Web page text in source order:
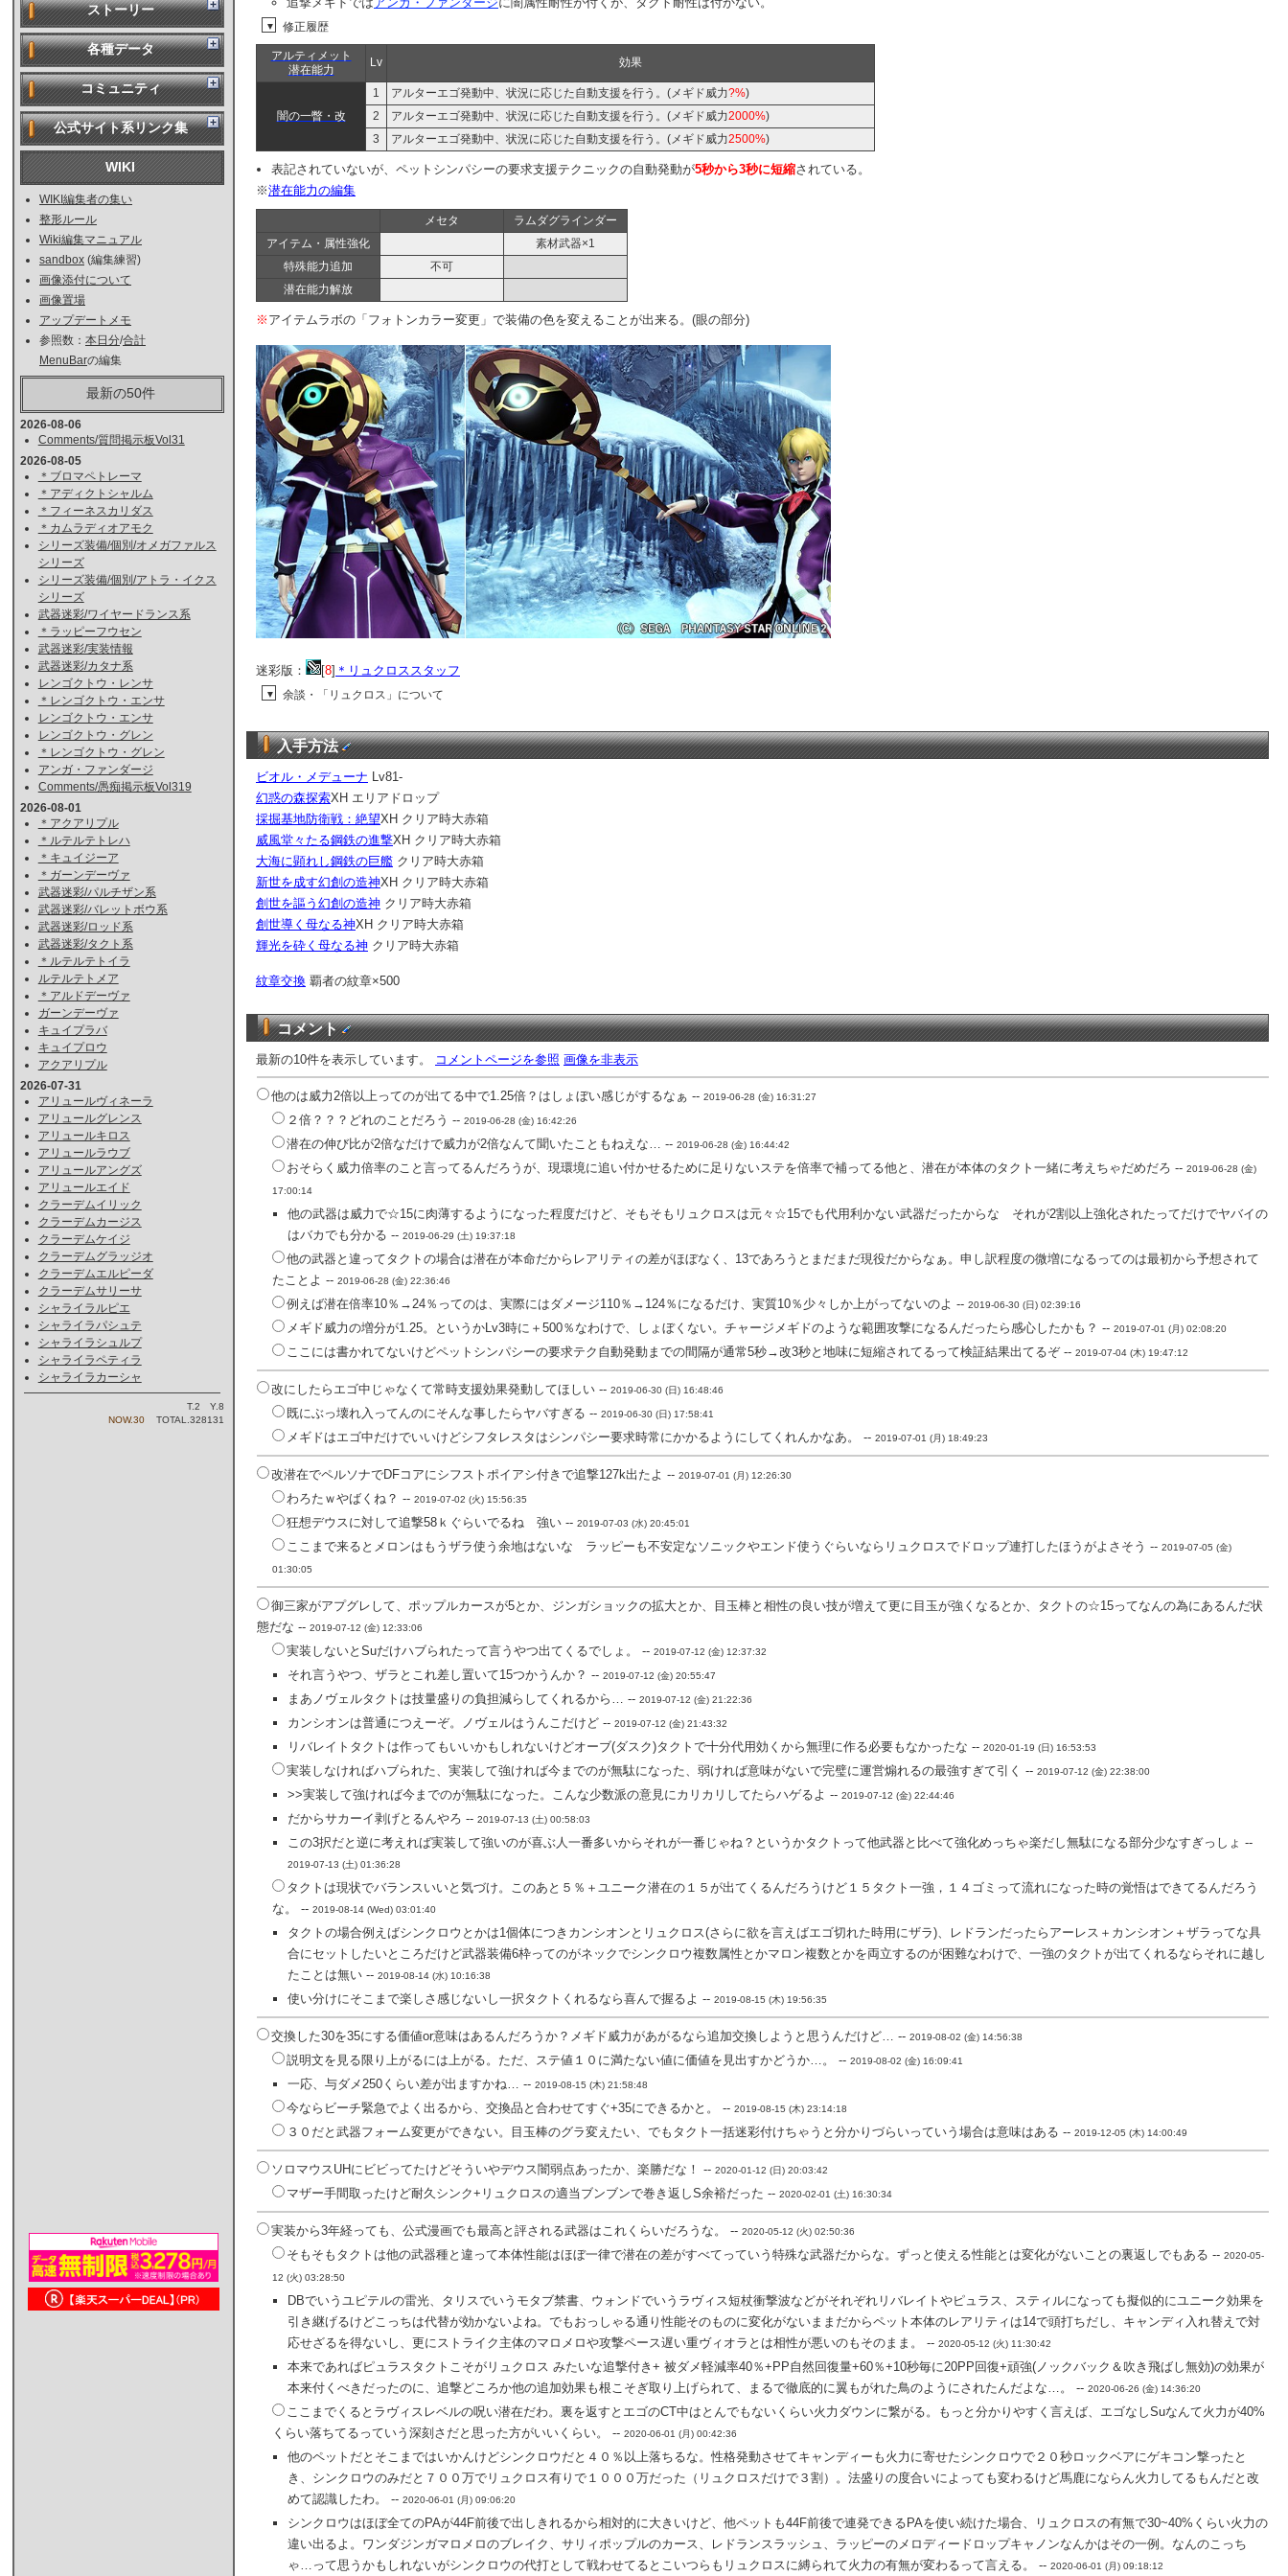
ストーリー
各種データ
コミュニティ
公式サイト系リンク集
WIKI
WIKI編集者の集い
整形ルール
Wiki編集マニュアル
sandbox (編集練習)
画像添付について
画像置場
アップデートメモ
参照数： 本日分/合計
MenuBarの編集
最新の50件
2026-08-06
Comments/質問掲示板Vol31
2026-08-05
＊ブロマペトレーマ
＊アディクトシャルム
＊フィーネスカリダス
＊カムラディオアモク
シリーズ装備/個別/オメガファルス
シリーズ
シリーズ装備/個別/アトラ・イクス
シリーズ
武器迷彩/ワイヤードランス系
＊ラッピーフウセン
武器迷彩/実装情報
武器迷彩/カタナ系
レンゴクトウ・レンサ
＊レンゴクトウ・エンサ
レンゴクトウ・エンサ
レンゴクトウ・グレン
＊レンゴクトウ・グレン
アンガ・ファンダージ
Comments/愚痴掲示板Vol319
2026-08-01
＊アクアリプル
＊ルテルテトレハ
＊キュイジーア
＊ガーンデーヴァ
武器迷彩/パルチザン系
武器迷彩/バレットボウ系
武器迷彩/ロッド系
武器迷彩/タクト系
＊ルテルテトイラ
ルテルテトメア
＊アルドデーヴァ
ガーンデーヴァ
キュイプラバ
キュイプロウ
アクアリプル
2026-07-31
アリュールヴィネーラ
アリュールグレンス
アリュールキロス
アリュールラウブ
アリュールアングズ
アリュールエイド
クラーデムイリック
クラーデムカージス
クラーデムケイジ
クラーデムグラッジオ
クラーデムエルピーダ
クラーデムサリーサ
シャライラルピエ
シャライラパシュテ
シャライラシュルプ
シャライラペティラ
シャライラカーシャ
T.2 Y.8
NOW.30
TOTAL.328131
▼ 修正履歴
アルティメット
潜在能力
Lv 効果
闇の一瞥・改
1 アルターエゴ発動中、状況に応じた自動支援を行う。(メギド威力?%)
2
アルターエゴ発動中、状況に応じた自動支援を行う。(メギド威力2000%)
3
アルターエゴ発動中、状況に応じた自動支援を行う。(メギド威力2500%)
表記されていないが、ペットシンパシーの要求支援テクニックの自動発動が5秒から3秒に短縮されている。
※潜在能力の編集
メセタ
ラムダグラインダー
アイテム・属性強化
素材武器×1
特殊能力追加
不可
潜在能力解放
※ アイテムラボの「フォトンカラー変更」で装備の色を変えることが出来る。(眼の部分)
迷彩版： [8] ＊リュクロススタッフ
▼ 余談・「リュクロス」について
入手方法
ビオル・メデューナ Lv81-
幻惑の森探索XH エリアドロップ
採掘基地防衛戦：絶望XH クリア時大赤箱
威風堂々たる鋼鉄の進撃XH クリア時大赤箱
大海に顕れし鋼鉄の巨艦 クリア時大赤箱
新世を成す幻創の造神XH クリア時大赤箱
創世を謳う幻創の造神 クリア時大赤箱
創世導く母なる神XH クリア時大赤箱
輝光を砕く母なる神 クリア時大赤箱
紋章交換 覇者の紋章×500
コメント
最新の10件を表示しています。 コメントページを参照 画像を非表示
他のは威力2倍以上ってのが出てる中で1.25倍？はしょぼい感じがするなぁ -- 2019-06-28 (金) 16:31:27
２倍？？？どれのことだろう -- 2019-06-28 (金) 16:42:26
潜在の伸び比が2倍なだけで威力が2倍なんて聞いたこともねえな… -- 2019-06-28 (金) 16:44:42
おそらく威力倍率のこと言ってるんだろうが、現環境に追い付かせるために足りないステを倍率で補ってる他と、潜在が本体のタクト一緒に考えちゃだめだろ -- 2019-06-28 (金)
17:00:14
他の武器は威力で☆15に肉薄するようになった程度だけど、そもそもリュクロスは元々☆15でも代用利かない武器だったからな それが2割以上強化されたってだけでヤバイの
はバカでも分かる -- 2019-06-29 (土) 19:37:18
他の武器と違ってタクトの場合は潜在が本命だからレアリティの差がほぼなく、13であろうとまだまだ現役だからなぁ。申し訳程度の微増になるってのは最初から予想されて
たことよ -- 2019-06-28 (金) 22:36:46
例えば潜在倍率10％→24％ってのは、実際にはダメージ110％→124％になるだけ、実質10％少々しか上がってないのよ -- 2019-06-30 (日) 02:39:16
メギド威力の増分が1.25。というかLv3時に＋500％なわけで、しょぼくない。チャージメギドのような範囲攻撃になるんだったら感心したかも？ -- 2019-07-01 (月) 02:08:20
ここには書かれてないけどペットシンパシーの要求テク自動発動までの間隔が通常5秒→改3秒と地味に短縮されてるって検証結果出てるぞ -- 2019-07-04 (木) 19:47:12
改にしたらエゴ中じゃなくて常時支援効果発動してほしい -- 2019-06-30 (日) 16:48:46
既にぶっ壊れ入ってんのにそんな事したらヤバすぎる -- 2019-06-30 (日) 17:58:41
メギドはエゴ中だけでいいけどシフタレスタはシンパシー要求時常にかかるようにしてくれんかなあ。 -- 2019-07-01 (月) 18:49:23
改潜在でペルソナでDFコアにシフストポイアシ付きで追撃127k出たよ -- 2019-07-01 (月) 12:26:30
わろたｗやばくね？ -- 2019-07-02 (火) 15:56:35
狂想デウスに対して追撃58ｋぐらいでるね 強い -- 2019-07-03 (水) 20:45:01
ここまで来るとメロンはもうザラ使う余地はないな ラッピーも不安定なソニックやエンド使うぐらいならリュクロスでドロップ連打したほうがよさそう -- 2019-07-05 (金)
01:30:05
御三家がアプグレして、ポップルカースが5とか、ジンガショックの拡大とか、目玉棒と相性の良い技が増えて更に目玉が強くなるとか、タクトの☆15ってなんの為にあるんだ状
態だな -- 2019-07-12 (金) 12:33:06
実装しないとSuだけハブられたって言うやつ出てくるでしょ。 -- 2019-07-12 (金) 12:37:32
それ言うやつ、ザラとこれ差し置いて15つかうんか？ -- 2019-07-12 (金) 20:55:47
まあノヴェルタクトは技量盛りの負担減らしてくれるから… -- 2019-07-12 (金) 21:22:36
カンシオンは普通につえーぞ。ノヴェルはうんこだけど -- 2019-07-12 (金) 21:43:32
リバレイトタクトは作ってもいいかもしれないけどオーブ(ダスク)タクトで十分代用効くから無理に作る必要もなかったな -- 2020-01-19 (日) 16:53:53
実装しなければハブられた、実装して強ければ今までのが無駄になった、弱ければ意味がないで完璧に運営煽れるの最強すぎて引く -- 2019-07-12 (金) 22:38:00
>>実装して強ければ今までのが無駄になった。こんな少数派の意見にカリカリしてたらハゲるよ -- 2019-07-12 (金) 22:44:46
だからサカーイ剥げとるんやろ -- 2019-07-13 (土) 00:58:03
この3択だと逆に考えれば実装して強いのが喜ぶ人一番多いからそれが一番じゃね？というかタクトって他武器と比べて強化めっちゃ楽だし無駄になる部分少なすぎっしょ --
2019-07-13 (土) 01:36:28
タクトは現状でバランスいいと気づけ。このあと５％＋ユニーク潜在の１５が出てくるんだろうけど１５タクト一強，１４ゴミって流れになった時の覚悟はできてるんだろう
な。 -- 2019-08-14 (Wed) 03:01:40
タクトの場合例えばシンクロウとかは1個体につきカンシオンとリュクロス(さらに欲を言えばエゴ切れた時用にザラ)、レドランだったらアーレス＋カンシオン＋ザラってな具
合にセットしたいところだけど武器装備6枠ってのがネックでシンクロウ複数属性とかマロン複数とかを両立するのが困難なわけで、一強のタクトが出てくれるならそれに越し
たことは無い -- 2019-08-14 (水) 10:16:38
使い分けにそこまで楽しさ感じないし一択タクトくれるなら喜んで握るよ -- 2019-08-15 (木) 19:56:35
交換した30を35にする価値or意味はあるんだろうか？メギド威力があがるなら追加交換しようと思うんだけど… -- 2019-08-02 (金) 14:56:38
説明文を見る限り上がるには上がる。ただ、ステ値１０に満たない値に価値を見出すかどうか…。 -- 2019-08-02 (金) 16:09:41
一応、与ダメ250くらい差が出ますかね… -- 2019-08-15 (木) 21:58:48
今ならビーチ緊急でよく出るから、交換品と合わせてすぐ+35にできるかと。 -- 2019-08-15 (木) 23:14:18
３０だと武器フォーム変更ができない。目玉棒のグラ変えたい、でもタクト一括迷彩付けちゃうと分かりづらいっていう場合は意味はある -- 2019-12-05 (木) 14:00:49
ソロマウスUHにビビってたけどそういやデウス闇弱点あったか、楽勝だな！ -- 2020-01-12 (日) 20:03:42
マザー手間取ったけど耐久シンク+リュクロスの適当ブンブンで巻き返しS余裕だった -- 2020-02-01 (土) 16:30:34
実装から3年経っても、公式漫画でも最高と評される武器はこれくらいだろうな。 -- 2020-05-12 (火) 02:50:36
そもそもタクトは他の武器種と違って本体性能はほぼ一律で潜在の差がすべてっていう特殊な武器だからな。ずっと使える性能とは変化がないことの裏返しでもある -- 2020-05-
12 (火) 03:28:50
DBでいうユピテルの雷光、タリスでいうモタブ禁書、ウォンドでいうラヴィス短杖衝撃波などがそれぞれリバレイトやピュラス、スティルになっても擬似的にユニーク効果を
引き継げるけどこっちは代替が効かないよね。でもおっしゃる通り性能そのものに変化がないままだからペット本体のレアリティは14で頭打ちだし、キャンディ入れ替えで対
応せざるを得ないし、更にストライク主体のマロメロや攻撃ペース遅い重ヴィオラとは相性が悪いのもそのまま。 -- 2020-05-12 (火) 11:30:42
本来であればピュラスタクトこそがリュクロス みたいな追撃付き+ 被ダメ軽減率40％+PP自然回復量+60％+10秒毎に20PP回復+頑強(ノックバック＆吹き飛ばし無効)の効果が
本来付くべきだったのに、追撃どころか他の追加効果も根こそぎ取り上げられて、まるで徹底的に翼もがれた鳥のようにされたんだよな…。 -- 2020-06-26 (金) 14:36:20
ここまでくるとラヴィスレベルの呪い潜在だわ。裏を返すとエゴのCT中はとんでもないくらい火力ダウンに繋がる。もっと分かりやすく言えば、エゴなしSuなんて火力が40%
くらい落ちてるっていう深刻さだと思った方がいいくらい。 -- 2020-06-01 (月) 00:42:36
他のペットだとそこまではいかんけどシンクロウだと４０％以上落ちるな。性格発動させてキャンディーも火力に寄せたシンクロウで２０秒ロックベアにゲキコン撃ったと
き、シンクロウのみだと７００万でリュクロス有りで１０００万だった（リュクロスだけで３割）。法盛りの度合いによっても変わるけど馬鹿にならん火力してるもんだと改
めて認識したわ。 -- 2020-06-01 (月) 09:06:20
シンクロウはほぼ全てのPAが44F前後で出しきれるから相対的に大きいけど、他ペットも44F前後で連発できるPAを使い続けた場合、リュクロスの有無で30~40%くらい火力の
違い出るよ。ワンダジンガマロメロのブレイク、サリィポップルのカース、レドランスラッシュ、ラッピーのメロディードロップキャノンなんかはその一例。なんのこっち
ゃ…って思うかもしれないがシンクロウの代打として戦わせてるとこいつらもリュクロスに縛られて火力の有無が変わるって言える。 -- 2020-06-01 (月) 09:18:12